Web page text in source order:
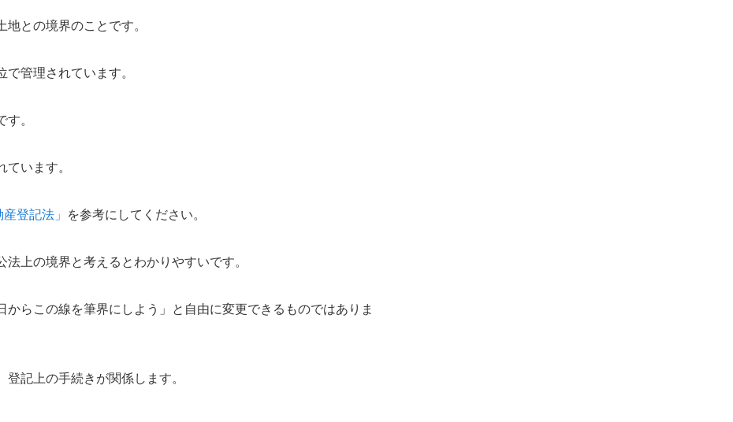
との境界のことです。
管理されています。
。
います。
登記法」 を参考にしてください。
上の境界と考えるとわかりやすいです。
らこの線を筆界にしよう」と自由に変更できるものではありま
記上の手続きが関係します。